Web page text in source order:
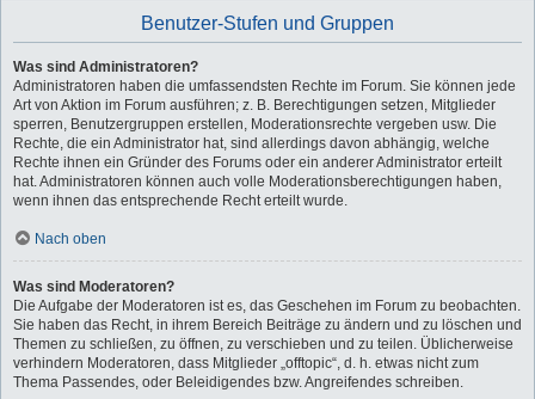
Benutzer-Stufen und Gruppen
Was sind Administratoren?
Administratoren haben die umfassendsten Rechte im Forum. Sie können jede
Art von Aktion im Forum ausführen; z. B. Berechtigungen setzen, Mitglieder
sperren, Benutzergruppen erstellen, Moderationsrechte vergeben usw. Die
Rechte, die ein Administrator hat, sind allerdings davon abhängig, welche
Rechte ihnen ein Gründer des Forums oder ein anderer Administrator erteilt
hat. Administratoren können auch volle Moderationsberechtigungen haben,
wenn ihnen das entsprechende Recht erteilt wurde.
Nach oben
Was sind Moderatoren?
Die Aufgabe der Moderatoren ist es, das Geschehen im Forum zu beobachten.
Sie haben das Recht, in ihrem Bereich Beiträge zu ändern und zu löschen und
Themen zu schließen, zu öffnen, zu verschieben und zu teilen. Üblicherweise
verhindern Moderatoren, dass Mitglieder „offtopic“, d. h. etwas nicht zum
Thema Passendes, oder Beleidigendes bzw. Angreifendes schreiben.